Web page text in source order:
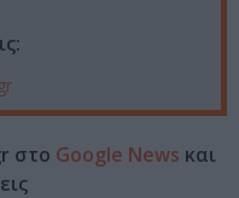
στο Google News και